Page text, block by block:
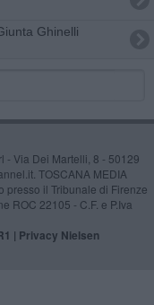
Ghinelli
- Via Dei Martelli, 8 - 50129
TOSCANA MEDIA
presso il Tribunale di Firenze
ROC 22105 - C.F. e P.Iva
| Privacy Nielsen